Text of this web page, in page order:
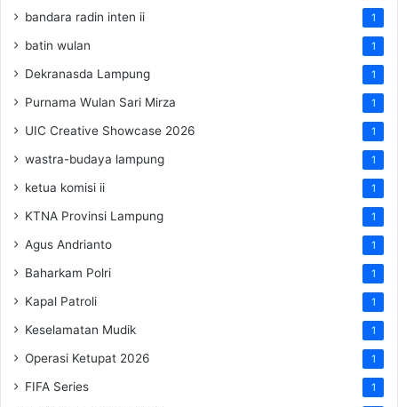
bandara radin inten ii 1
batin wulan 1
Dekranasda Lampung 1
Purnama Wulan Sari Mirza 1
UIC Creative Showcase 2026 1
wastra-budaya lampung 1
ketua komisi ii 1
KTNA Provinsi Lampung 1
Agus Andrianto 1
Baharkam Polri 1
Kapal Patroli 1
Keselamatan Mudik 1
Operasi Ketupat 2026 1
FIFA Series 1